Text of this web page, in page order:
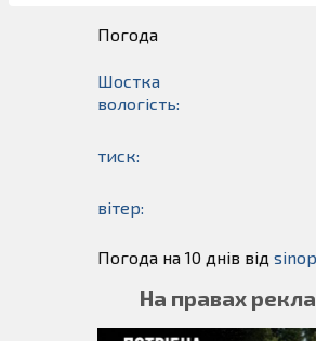
Погода
Шостка
вологість:
тиск:
вітер:
Погода на 10 днів від
На правах